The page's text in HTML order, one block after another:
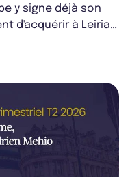
y signe déjà son
d'acquérir à Leiria,